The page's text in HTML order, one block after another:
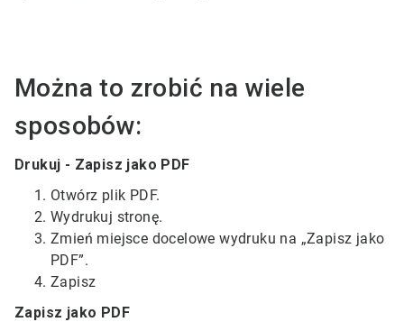
Można to zrobić na wiele
sposobów:
Drukuj - Zapisz jako PDF
Otwórz plik PDF.
Wydrukuj stronę.
Zmień miejsce docelowe wydruku na „Zapisz jako
PDF”.
Zapisz
Zapisz jako PDF